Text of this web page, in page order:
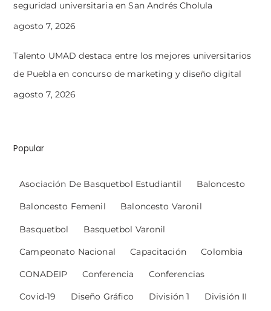
seguridad universitaria en San Andrés Cholula
agosto 7, 2026
Talento UMAD destaca entre los mejores universitarios
de Puebla en concurso de marketing y diseño digital
agosto 7, 2026
Popular
Asociación De Basquetbol Estudiantil Baloncesto
Baloncesto Femenil Baloncesto Varonil
Basquetbol Basquetbol Varonil
Campeonato Nacional Capacitación Colombia
CONADEIP Conferencia Conferencias
Covid-19 Diseño Gráfico División 1 División II